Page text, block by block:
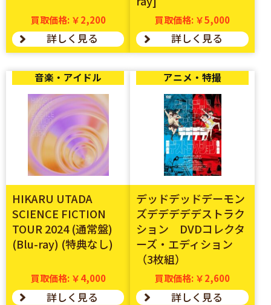
買取価格: ￥2,200
詳しく見る
買取価格: ￥5,000
詳しく見る
音楽・アイドル
HIKARU UTADA
SCIENCE FICTION
TOUR 2024 (通常盤)
(Blu-ray) (特典なし)
買取価格: ￥4,000
詳しく見る
アニメ・特撮
デッドデッドデーモン
ズデデデデデストラク
ション DVDコレクタ
ーズ・エディション
（3枚組）
買取価格: ￥2,600
詳しく見る